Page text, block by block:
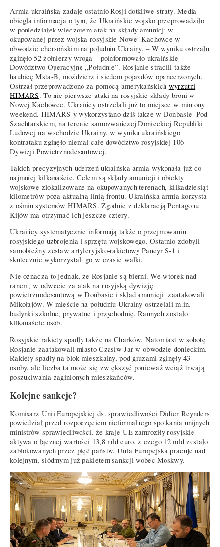
Armia ukraińska zadaje ostatnio Rosji dotkliwe straty. Media
obiegła informacja o tym, że Ukraińskie wojsko przeprowadziło
w poniedziałek wieczorem atak na składy amunicji w
okupowanej przez wojska rosyjskie Nowej Kachowce w
obwodzie chersońskim na południu Ukrainy. – W wyniku ostrzału
zginęło 52 żołnierzy wroga – poinformowało ukraińskie
Dowództwo Operacyjne „Południe”. Rosjanie stracili także
haubicę Msta-B, moździerz i siedem pojazdów opancerzonych.
Ostrzał przeprowadzono za pomocą amerykańskich wyrzutni
HIMARS. To nie pierwsze ataki na rosyjskie składy broni w
Nowej Kachowce. Ukraińcy ostrzelali już to miejsce w miniony
weekend. HIMARS-y wykorzystano dziś także w Donbasie. Pod
Szachtarskiem, na terenie samozwańczej Donieckiej Republiki
Ludowej na wschodzie Ukrainy, w wyniku ukraińskiego
kontrataku zginęło niemal całe dowództwo rosyjskiej 106
Dywizji Powietrznodesantowej.
Takich precyzyjnych uderzeń ukraińska armia wykonała już co
najmniej kilkanaście. Celem są składy amunicji i obiekty
wojskowe zlokalizowane na okupowanych terenach, kilkadziesiąt
kilometrów poza aktualną linią frontu. Ukraińska armia korzysta
z ośmiu systemów HIMARS. Zgodnie z deklaracją Pentagonu
Kijów ma otrzymać ich jeszcze cztery.
Ukraińcy systematycznie informują także o przejmowaniu
rosyjskiego uzbrojenia i sprzętu wojskowego. Ostatnio zdobyli
samobieżny zestaw artyleryjsko-rakietowy Pancyr S-1 i
skutecznie wykorzystali go w czasie walki.
Nie oznacza to jednak, że Rosjanie są bierni. We wtorek nad
ranem, w odwecie za atak na rosyjską dywizję
powietrznodesantową w Donbasie i skład amunicji, zaatakowali
Mikołajów. W mieście na południu Ukrainy ostrzelali m.in.
budynki szkolne, prywatne i przychodnię. Rannych zostało
kilkanaście osób.
Rosyjskie rakiety spadły także na Charków. Natomiast w sobotę
Rosjanie zaatakowali miasto Czasiw Jar w obwodzie donieckim.
Rakiety spadły na blok mieszkalny, pod gruzami zginęły 43
osoby, ale liczba ta może się zwiększyć ponieważ wciąż trwają
poszukiwania zaginionych mieszkańców.
Kolejne sankcje?
Komisarz Unii Europejskiej ds. sprawiedliwości Didier Reynders
powiedział przed rozpoczęciem nieformalnego spotkania unijnych
ministrów sprawiedliwości, że kraje UE zamroziły rosyjskie
aktywa o łącznej wartości 13,8 mld euro, z czego 12 mld zostało
zablokowanych przez pięć państw. Unia Europejska pracuje nad
kolejnym, siódmym już pakietem sankcji wobec Moskwy.